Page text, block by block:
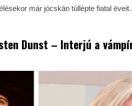
már jócskán túllépte fiatal éveit.
Dunst – Interjú a